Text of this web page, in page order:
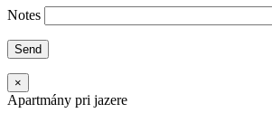
Notes
×
Apartmány pri jazere